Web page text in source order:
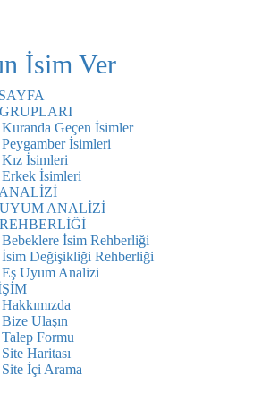
Kuranda Geçen İsimler
Peygamber İsimleri
Kız İsimleri
Erkek İsimleri
ANALİZİ
Bebeklere İsim Rehberliği
İsim Değişikliği Rehberliği
Eş Uyum Analizi
Hakkımızda
Bize Ulaşın
Talep Formu
Site Haritası
Site İçi Arama